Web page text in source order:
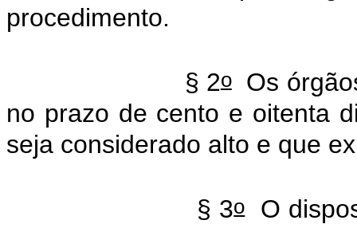
procedimento.
§ 2oOs
no prazo de cento e oitenta
seja considerado alto e que
§ 3oO